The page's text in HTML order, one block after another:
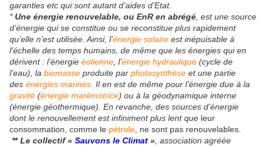
garanties etc qui sont autant d’aides d’Etat.
*Une énergie renouvelable, ou EnR en abrégé, est une source
d’énergie qui se constitue ou se reconstitue plus rapidement
qu’elle n’est utilisée. Ainsi, l’énergie solaire est inépuisable à
l’échelle des temps humains, de même que les énergies qui en
dérivent : l’énergie éolienne, l’énergie hydraulique (cycle de
l’eau), la biomasse produite par photosynthèse et une partie
des énergies marines. Il en est de même pour l’énergie due à la
gravité (énergie marémotrice) ou à la géodynamique interne
(énergie géothermique). En revanche, des sources d’énergie
dont le renouvellement est infiniment plus lent que leur
consommation, comme le pétrole, ne sont pas renouvelables.
**Le collectif « Sauvons le Climat », association agréée